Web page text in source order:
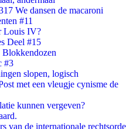
We dansen de macaroni
#11
Louis IV?
Deel #15
#3
slopen, logisch
met een vleugje cynisme de
kunnen vergeven?
van de internationale rechtsorde